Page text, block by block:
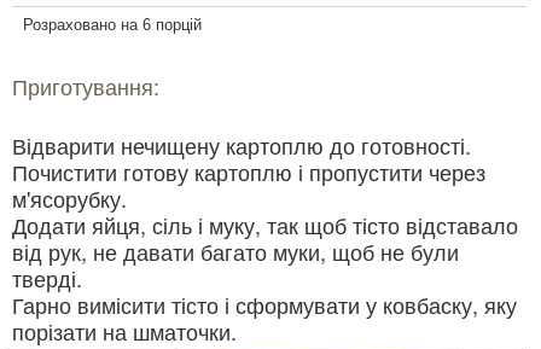
Розраховано на 6 порцій
Приготування:
Відварити нечищену картоплю до готовності.
Почистити готову картоплю і пропустити через
м'ясорубку.
Додати яйця, сіль і муку, так щоб тісто відставало
від рук, не давати багато муки, щоб не були
тверді.
Гарно вимісити тісто і сформувати у ковбаску, яку
порізати на шматочки.